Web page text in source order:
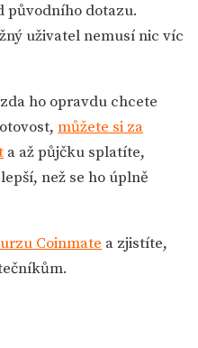
původního dotazu.
uživatel nemusí nic víc
ho opravdu chcete
můžete si za
a až půjčku splatíte,
než se ho úplně
Coinmate a zjistíte,